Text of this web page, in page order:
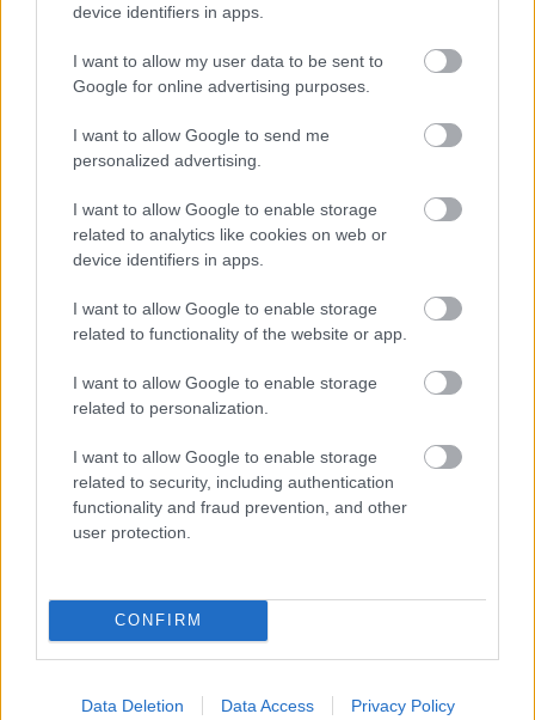
device identifiers in apps.
I want to allow my user data to be sent to
Google for online advertising purposes.
I want to allow Google to send me
personalized advertising.
I want to allow Google to enable storage
related to analytics like cookies on web or
device identifiers in apps.
I want to allow Google to enable storage
related to functionality of the website or app.
I want to allow Google to enable storage
related to personalization.
I want to allow Google to enable storage
related to security, including authentication
functionality and fraud prevention, and other
user protection.
CONFIRM
Data Deletion Data Access Privacy Policy
RacingNews365 értesülései szerint pedig az FIA
változtatáson töri a fejét.
EZEKET IS AJÁNLJUK
Négy új ország és egy visszatérő
klasszikus pályázik F1-es futamra
2028-tól
A Ferrari keresztbe tehet a Red
Bull 2027-es pilótatervének
FORMA-1
Radikális megoldással előzte meg a
A portál szerint a rajtbüntetés helyett szóba került
a versenyen belüli, akár az első bokszkiállásnál